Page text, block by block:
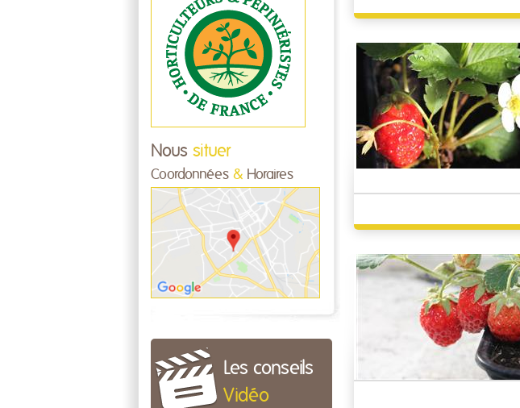
Nous situer
Coordonnées & Horaires
Les conseils
Vidéo